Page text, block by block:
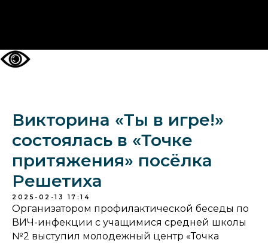
Викторина «Ты в игре!»
состоялась в «Точке
притяжения» посёлка
Решетиха
2025-02-13 17:14
Организатором профилактической беседы по
ВИЧ-инфекции с учащимися средней школы
№2 выступил молодежный центр «Точка